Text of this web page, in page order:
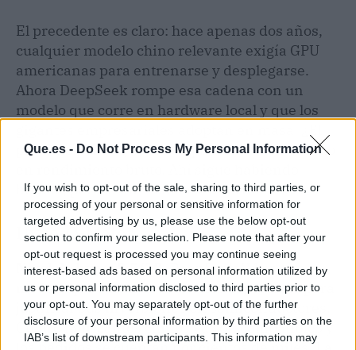
Que.es - Do Not Process My Personal Information
If you wish to opt-out of the sale, sharing to third parties, or
processing of your personal or sensitive information for
targeted advertising by us, please use the below opt-out
section to confirm your selection. Please note that after your
opt-out request is processed you may continue seeing
interest-based ads based on personal information utilized by
us or personal information disclosed to third parties prior to
your opt-out. You may separately opt-out of the further
disclosure of your personal information by third parties on the
IAB’s list of downstream participants. This information may
El precedente es claro: hace apenas dos años,
cualquier modelo chino relevante exigía GPU
americanas para entrenarse y desplegarse.
Ahora DeepSeek rompe esa cadena con un
modelo que corre en hardware local y que los
próximo paso? Que los chips chinos den el salto
brecha, pero la dirección es la correcta.
Hype-O-Meter
Nivel de hype: 8,5/10.DeepSeek V4 es el
modelo que Pekín llevaba años esperando para
justificar sus inversiones en semiconductores.
Cuatro fabricantes chinos ya son compatibles y